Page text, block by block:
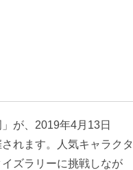
が、2019年4月13日
れます。人気キャラクタ
ズラリーに挑戦しなが